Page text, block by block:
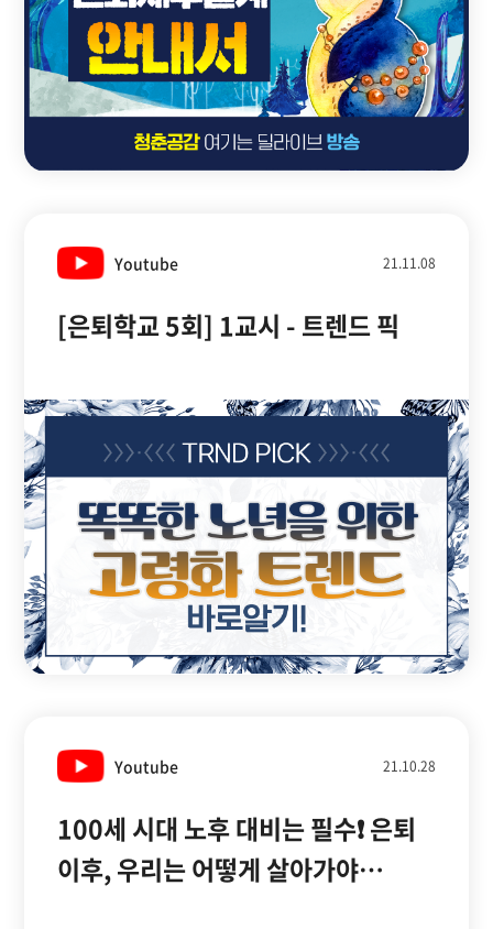
Youtube 21.11.08
[은퇴학교 5회] 1교시 - 트렌드 픽
Youtube 21.10.28
100세 시대 노후 대비는 필수❗ 은퇴
이후, 우리는 어떻게 살아가야